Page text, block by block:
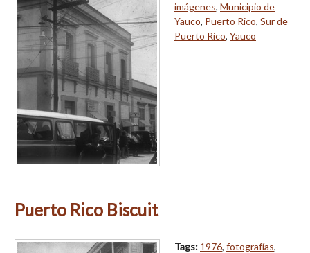
imágenes, Municipio de
Yauco, Puerto Rico, Sur de
Puerto Rico, Yauco
Puerto Rico Biscuit
Tags: 1976, fotografías,